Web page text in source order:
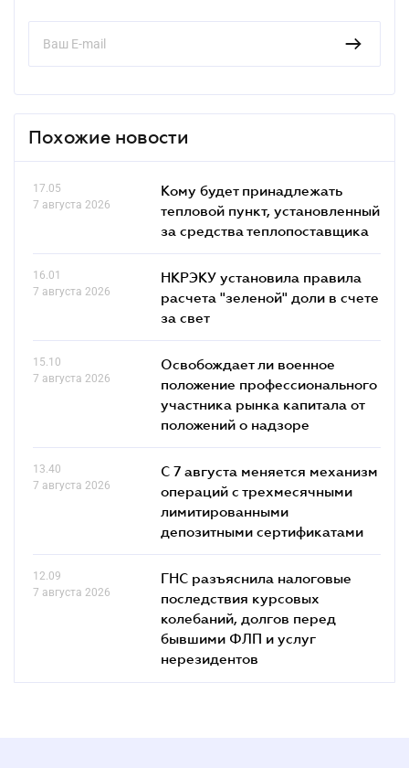
Похожие новости
17.05
7 августа 2026
Кому будет принадлежать
тепловой пункт, установленный
за средства теплопоставщика
16.01
7 августа 2026
НКРЭКУ установила правила
расчета "зеленой" доли в счете
за свет
15.10
7 августа 2026
Освобождает ли военное
положение профессионального
участника рынка капитала от
положений о надзоре
13.40
7 августа 2026
С 7 августа меняется механизм
операций с трехмесячными
лимитированными
депозитными сертификатами
12.09
7 августа 2026
ГНС разъяснила налоговые
последствия курсовых
колебаний, долгов перед
бывшими ФЛП и услуг
нерезидентов